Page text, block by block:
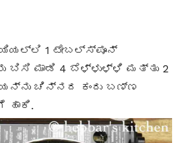
1 ಟೇಬಲ್ಸ್ಪೂನ್
ಬಿಸಿ ಮಾಡಿ 4 ಬೆಳ್ಳುಳ್ಳಿ ಮತ್ತು 2
ಚಿನ್ನದ ಕಂದು ಬಣ್ಣ
ಹಾಕಿ.